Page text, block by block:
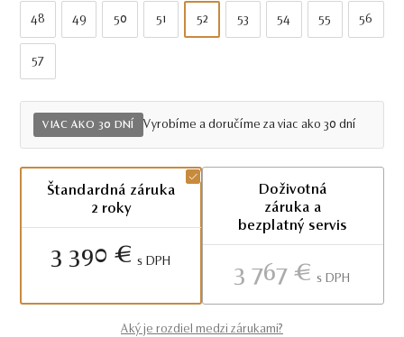
48 49 50 51 52 53 54 55 56
57
VIAC AKO 30 DNÍ Vyrobíme a doručíme za viac ako 30 dní
Štandardná záruka
2 roky
3 390 € S DPH
Doživotná
záruka a
bezplatný servis
3 767 € S DPH
Aký je rozdiel medzi zárukami?